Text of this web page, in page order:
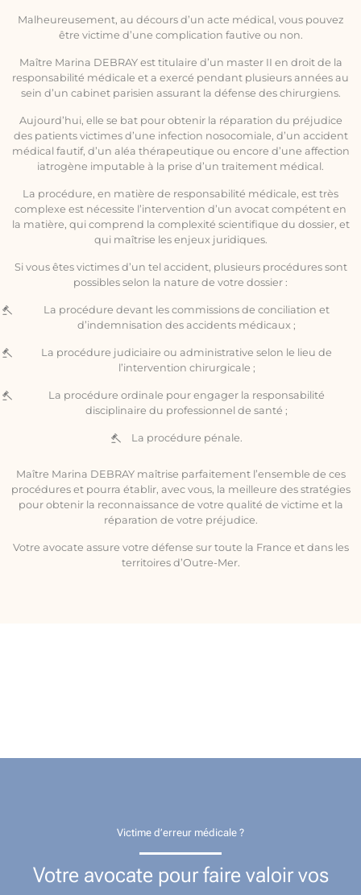
Malheureusement, au décours d’un acte médical, vous pouvez
être victime d’une complication fautive ou non.
Maître Marina DEBRAY est titulaire d’un master II en droit de la
responsabilité médicale et a exercé pendant plusieurs années au
sein d’un cabinet parisien assurant la défense des chirurgiens.
Aujourd’hui, elle se bat pour obtenir la réparation du préjudice
des patients victimes d’une infection nosocomiale, d’un accident
médical fautif, d’un aléa thérapeutique ou encore d’une affection
iatrogène imputable à la prise d’un traitement médical.
La procédure, en matière de responsabilité médicale, est très
complexe est nécessite l’intervention d’un avocat compétent en
la matière, qui comprend la complexité scientifique du dossier, et
qui maîtrise les enjeux juridiques.
Si vous êtes victimes d’un tel accident, plusieurs procédures sont
possibles selon la nature de votre dossier :
La procédure devant les commissions de conciliation et
d’indemnisation des accidents médicaux ;
La procédure judiciaire ou administrative selon le lieu de
l’intervention chirurgicale ;
La procédure ordinale pour engager la responsabilité
disciplinaire du professionnel de santé ;
La procédure pénale.
Maître Marina DEBRAY maîtrise parfaitement l’ensemble de ces
procédures et pourra établir, avec vous, la meilleure des stratégies
pour obtenir la reconnaissance de votre qualité de victime et la
réparation de votre préjudice.
Votre avocate assure votre défense sur toute la France et dans les
territoires d’Outre-Mer.
Victime d’erreur médicale ?
Votre avocate pour faire valoir vos